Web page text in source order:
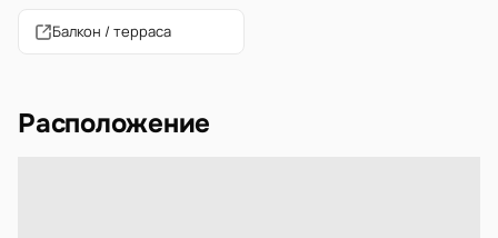
Балкон / терраса
Расположение